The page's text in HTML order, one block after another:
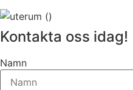
Kontakta oss idag!
Namn